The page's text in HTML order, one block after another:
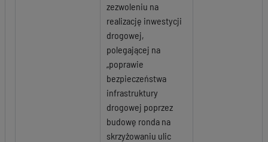
zezwoleniu na
realizację inwestycji
drogowej,
polegającej na
„poprawie
bezpieczeństwa
infrastruktury
drogowej poprzez
budowę ronda na
skrzyżowaniu ulic